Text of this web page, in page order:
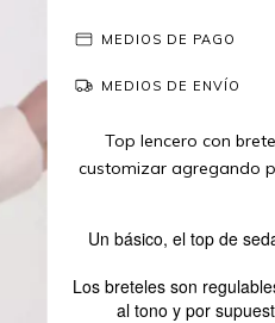
MEDIOS DE PAGO
MEDIOS DE ENVÍO
Top lencero con
customizar agregando
Un básico, el top de
Los breteles son
al tono y por